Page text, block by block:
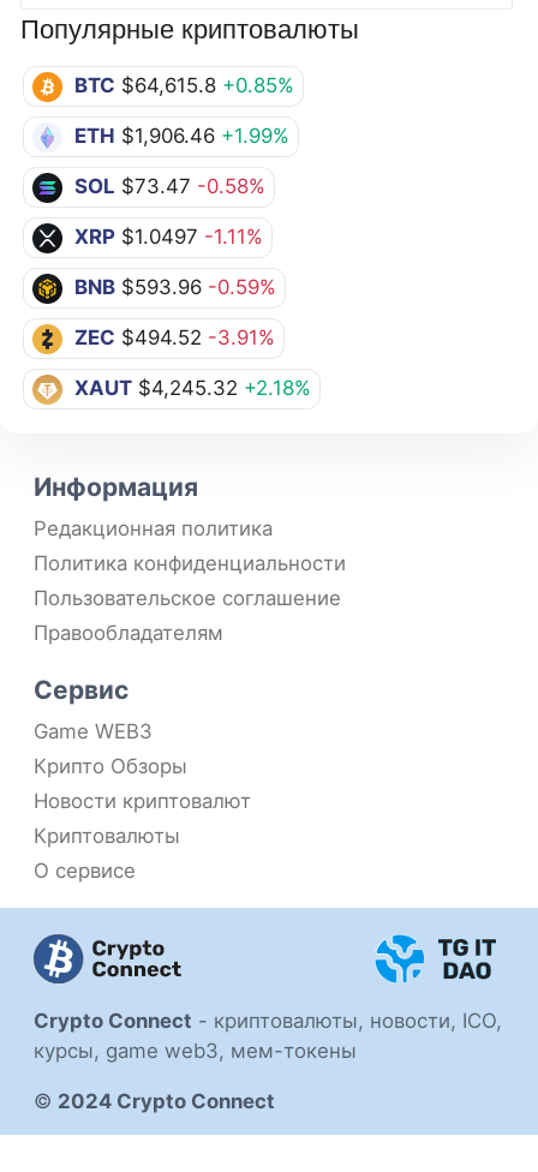
Популярные криптовалюты
BTC $64,615.8 +0.85%
ETH $1,906.46 +1.99%
SOL $73.47 -0.58%
XRP $1.0497 -1.11%
BNB $593.96 -0.59%
ZEC $494.52 -3.91%
XAUT $4,245.32 +2.18%
Crypto Connect - криптовалюты, новости, ICO,
курсы, game web3, мем-токены
© 2024 Crypto Connect
Информация
Редакционная политика
Политика конфиденциальности
Пользовательское соглашение
Правообладателям
Сервис
Game WEB3
Крипто Обзоры
Новости криптовалют
Криптовалюты
О сервисе